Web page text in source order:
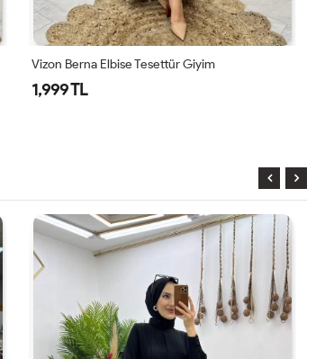
Vizon Berna Elbise Tesettür Giyim
1,999 TL